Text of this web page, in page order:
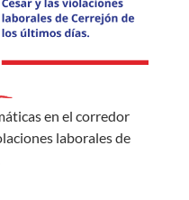
en el corredor
laborales de